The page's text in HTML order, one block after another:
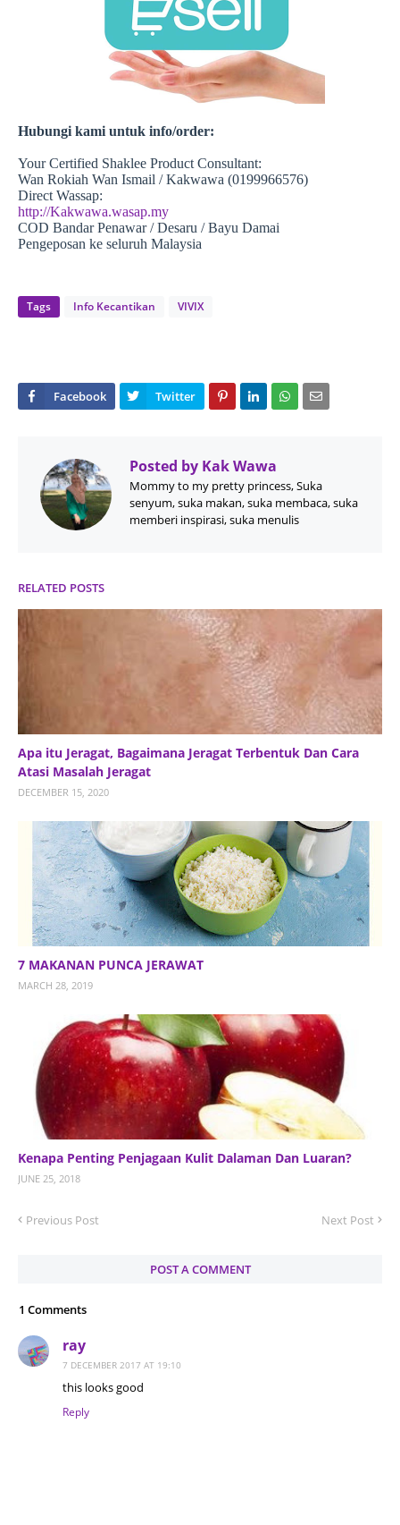
Hubungi kami untuk info/order:
Your Certified Shaklee Product Consultant:
Wan Rokiah Wan Ismail / Kakwawa (0199966576)
Direct Wassap:
http://Kakwawa.wasap.my
COD Bandar Penawar / Desaru / Bayu Damai
Pengeposan ke seluruh Malaysia
Tags Info Kecantikan VIVIX
Posted by Kak Wawa
Mommy to my pretty princess, Suka
senyum, suka makan, suka membaca, suka
memberi inspirasi, suka menulis
RELATED POSTS
Apa itu Jeragat, Bagaimana Jeragat Terbentuk Dan Cara
Atasi Masalah Jeragat
DECEMBER 15, 2020
7 MAKANAN PUNCA JERAWAT
MARCH 28, 2019
Kenapa Penting Penjagaan Kulit Dalaman Dan Luaran?
JUNE 25, 2018
Previous Post Next Post
POST A COMMENT
1 Comments
ray
7 DECEMBER 2017 AT 19:10
this looks good
Reply